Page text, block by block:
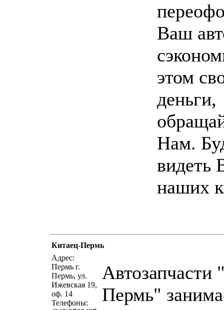
Ваш
этом
деньги,
Нам.
видеть
наших
Китаец-Пермь
Адрес:
Пермь г.
Пермь, ул.
Ижевская 19,
оф. 14
Телефоны:
Автозапчасти
Пермь"